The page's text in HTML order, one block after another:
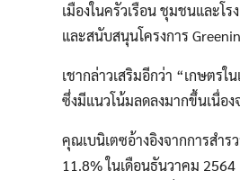
เมืองในครัวเรือน ชุมชนและโ
และสนับสนุนโครงการ
เชากล่าวเสริมอีกว่า “เกษตร
ซึ่งมีแนวโน้มลดลงมากขึ้นเนื่อง
คุณเบนิเตซอ้างอิงจากการสำ
11.8% ในเดือนธันวาคม